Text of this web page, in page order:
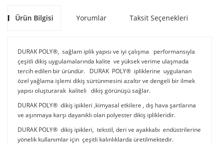
Ürün Bilgisi Yorumlar Taksit Seçenekleri
DURAK POLY®, sağlam iplik yapısı ve iyi çalışma performansıyla
çeşitli dikiş uygulamalarında kalite ve yüksek verime ulaşmada
tercih edilen bir üründür. DURAK POLY® ipliklerine uygulanan
özel yağlama işlemi dikiş sürtünmesini azaltır ve dengeli bir ilmek
yapısı oluşturarak kaliteli dikiş görünüşü sağlar.
DURAK POLY® dikiş ipikleri ,kimyasal etkilere , dış hava şartlarına
ve aşınmaya karşı dayanıklı olan polyester dikiş iplikleridir.
DURAK POLY® dikiş ipikleri, tekstil, deri ve ayakkabı endüstrilerine
yönelik kullanımlar için çeşitli kalınlıklarda üretilmektedir.